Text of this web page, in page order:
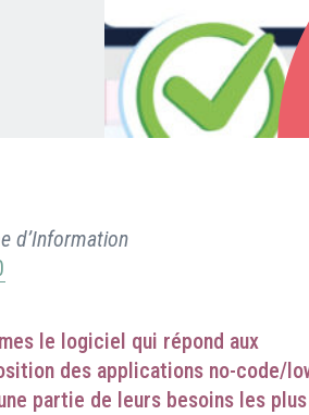
d’Information
le logiciel qui répond aux
des applications no-code/
partie de leurs besoins les plus